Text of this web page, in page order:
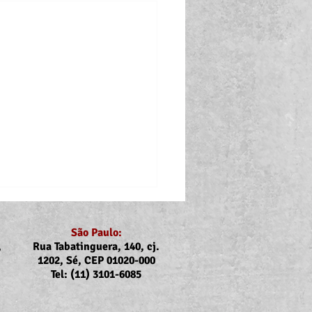
São Paulo:
Rua Tabatinguera, 140, cj.
1202, Sé, CEP 01020-000
Tel: (11) 3101-6085